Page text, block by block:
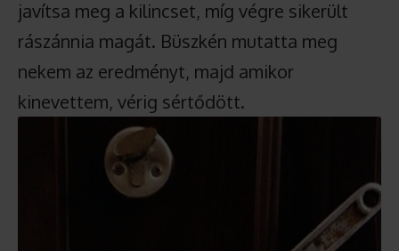
javítsa meg a kilincset, míg végre sikerült
rászánnia magát. Büszkén mutatta meg
nekem az eredményt, majd amikor
kinevettem, vérig sértődött.